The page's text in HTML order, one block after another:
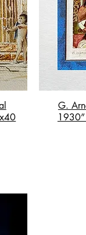
G.